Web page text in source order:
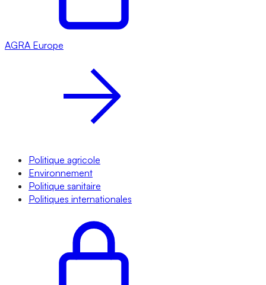
AGRA Europe
Politique agricole
Environnement
Politique sanitaire
Politiques internationales